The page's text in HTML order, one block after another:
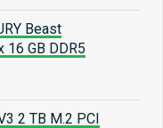
Beast
16 GB DDR5
2 TB M.2 PCI